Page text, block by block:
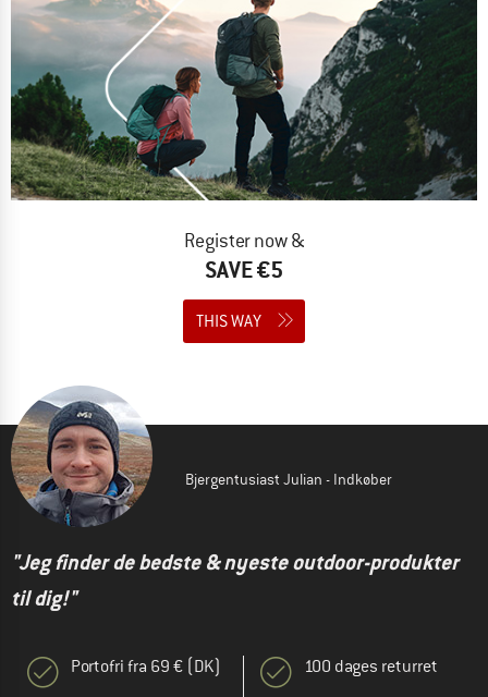
Register now &
SAVE €5
THIS WAY
Bjergentusiast Julian - Indkøber
"Jeg finder de bedste & nyeste outdoor-produkter
til dig!"
Portofri fra 69 € (DK)
100 dages returret